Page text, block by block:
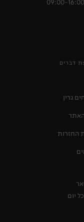
דברים
גרין
האתר
החזרות
יום